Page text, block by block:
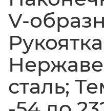
V-
сталь;